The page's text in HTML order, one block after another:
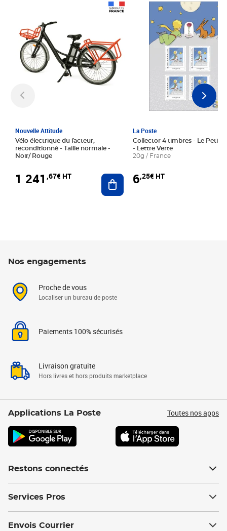
Nouvelle Attitude
Vélo électrique du facteur,
reconditionné - Taille normale -
Noir/ Rouge
1 241 ,67€ HT Ajouter au panier
La Poste
Collector 4 timbres - Le Petit
- Lettre Verte
20g / France
6,25€ HT
Prix 6,25€ HT
Nos engagements
Proche de vous
Localiser un bureau de poste
Paiements 100% sécurisés
Livraison gratuite
Hors livres et hors produits marketplace
Applications La Poste Toutes nos apps
Restons connectés
Services Pros
Envois Courrier